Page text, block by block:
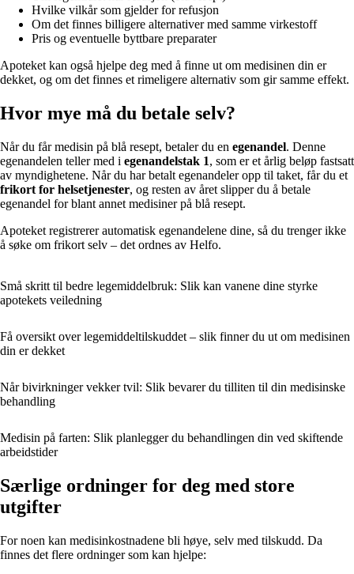
Hvilke vilkår som gjelder for refusjon
Om det finnes billigere alternativer med samme virkestoff
Pris og eventuelle byttbare preparater
Apoteket kan også hjelpe deg med å finne ut om medisinen din er
dekket, og om det finnes et rimeligere alternativ som gir samme effekt.
Hvor mye må du betale selv?
Når du får medisin på blå resept, betaler du en egenandel. Denne
egenandelen teller med i egenandelstak 1, som er et årlig beløp fastsatt
av myndighetene. Når du har betalt egenandeler opp til taket, får du et
frikort for helsetjenester, og resten av året slipper du å betale
egenandel for blant annet medisiner på blå resept.
Apoteket registrerer automatisk egenandelene dine, så du trenger ikke
å søke om frikort selv – det ordnes av Helfo.
Små skritt til bedre legemiddelbruk: Slik kan vanene dine styrke
apotekets veiledning
Få oversikt over legemiddeltilskuddet – slik finner du ut om medisinen
din er dekket
Når bivirkninger vekker tvil: Slik bevarer du tilliten til din medisinske
behandling
Medisin på farten: Slik planlegger du behandlingen din ved skiftende
arbeidstider
Særlige ordninger for deg med store
utgifter
For noen kan medisinkostnadene bli høye, selv med tilskudd. Da
finnes det flere ordninger som kan hjelpe: